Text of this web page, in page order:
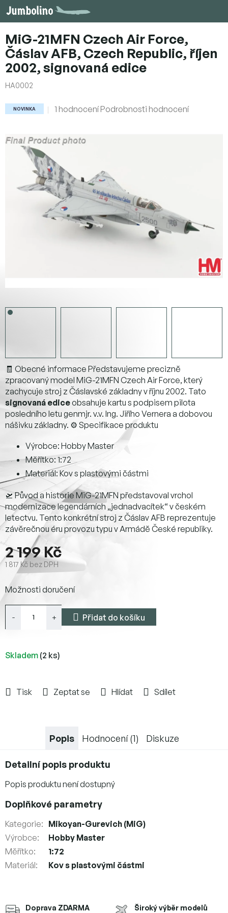
Přejít
na
MiG-21MFN Czech Air Force,
Čáslav AFB, Czech Republic, říjen
2002, signovaná edice
HA0002
NOVINKA
Průměrné
je
z
5
hvězdiček.
1 hodnocení Podrobnosti hodnocení
2 199 Kč
1 817 Kč bez DPH
cena:
Skladem (2 ks)
Možnosti doručení
Přidat do košíku
🧾 Obecné informace Představujeme precizně
zpracovaný model MiG-21MFN Czech Air Force, který
zachycuje stroj z Čáslavské základny v říjnu 2002. Tato
signovaná ediceobsahuje kartu s podpisem pilota
posledního letu genmjr. v.v. Ing. Jiřího Vernera a dobovou
nášivku základny. ⚙️ Specifikace produktu
Výrobce: Hobby Master
Měřítko: 1:72
Materiál: Kov s plastovými částmi
🛫 Původ a historie MiG-21MFN představoval vrchol
modernizace legendárních „jednadvacítek“ v českém
letectvu. Tento konkrétní stroj z Čáslav AFB reprezentuje
závěrečnou éru provozu typu v Armádě České republiky.
Tisk Zeptat se Hlídat Sdílet
Doprava ZDARMA
Široký výběr modelů
Popis Hodnocení (1) Diskuze
Detailní popis produktu
Popis produktu není dostupný
Doplňkové parametry
Kategorie: Mikoyan-Gurevich (MiG)
Výrobce:
Hobby Master
Měřítko:
1:72
Materiál: Kov s plastovými částmi